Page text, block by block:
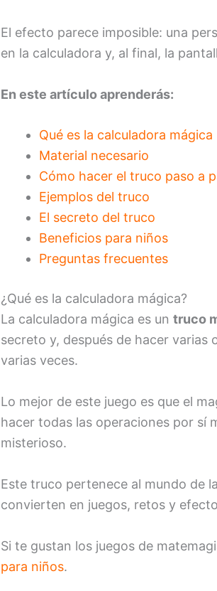
El efecto parece imposible: una
en la calculadora y, al final, la
En este artículo aprenderás:
Qué es la calculadora mágica
Material necesario
Cómo hacer el truco paso a
Ejemplos del truco
El secreto del truco
Beneficios para niños
Preguntas frecuentes
¿Qué es la calculadora mágica?
La calculadora mágica es un truco
secreto y, después de hacer varias
varias veces.
Lo mejor de este juego es que el
hacer todas las operaciones por sí
misterioso.
Este truco pertenece al mundo de la
convierten en juegos, retos y
Si te gustan los juegos de
para niños.